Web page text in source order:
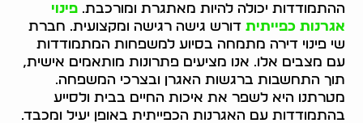
ההתמודדות יכולה להיות מאתגרת ומורכבת.פינוי
אגרנות כפייתית דורש גישה רגישה ומקצועית. חברת
שי פינוי דירה מתמחה בסיוע למשפחות המתמודדות
עם מצבים אלו. אנו מציעים פתרונות מותאמים אישית,
תוך התחשבות ברגשות האגרן ובצרכי המשפחה.
מטרתנו היא לשפר את איכות החיים בבית ולסייע
בהתמודדות עם האגרנות הכפייתית באופן יעיל ומכבד.